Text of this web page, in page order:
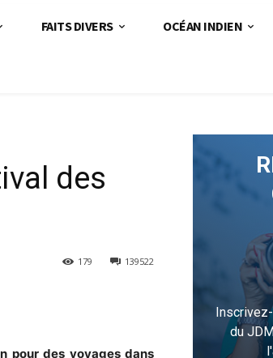
FAITS DIVERS OCÉAN INDIEN
des
139522
179
pour des voyages dans
du